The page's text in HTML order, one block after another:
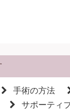
手術の方法
サポーティ